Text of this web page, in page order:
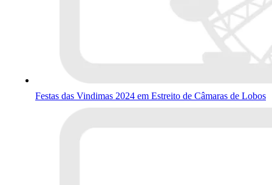
Festas das Vindimas 2024 em Estreito de Câmaras de Lobos